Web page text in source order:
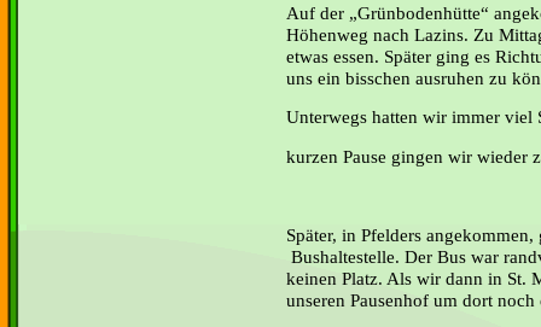
Auf der „Grünbodenhütte“
Höhenweg nach Lazins. Zu
etwas essen. Später ging es
uns ein bisschen ausruhen zu
Unterwegs hatten wir immer viel
kurzen Pause gingen wir wieder
Später, in Pfelders
Bushaltestelle. Der Bus war
keinen Platz. Als wir dann in St.
unseren Pausenhof um dort